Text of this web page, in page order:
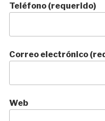
Teléfono (requerido)
Correo electrónico
Web